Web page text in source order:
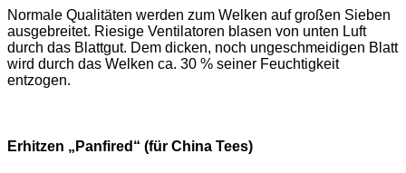
Normale Qualitäten werden zum Welken auf großen Sieben
ausgebreitet. Riesige Ventilatoren blasen von unten Luft
durch das Blattgut. Dem dicken, noch ungeschmeidigen Blatt
wird durch das Welken ca. 30 % seiner Feuchtigkeit
entzogen.
Erhitzen „Panfired“ (für China Tees)